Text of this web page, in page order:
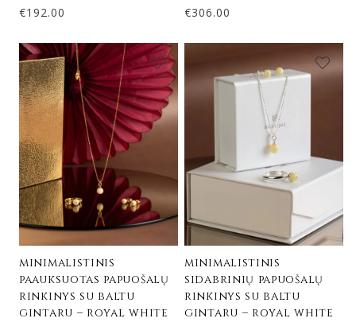
€192.00 €306.00
minimalistinis
paauksuotas papuošalų
rinkinys su baltu
gintaru – royal white
minimalistinis
sidabrinių papuošalų
rinkinys su baltu
gintaru – royal white